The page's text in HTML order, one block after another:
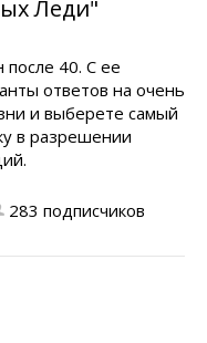
Леди"
40. С ее
ответов на очень
и выберете самый
в разрешении
283 подписчиков